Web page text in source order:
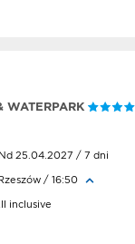
WATERPARK
Nd 25.04.2027 / 7 dni
Rzeszów / 16:50
inclusive